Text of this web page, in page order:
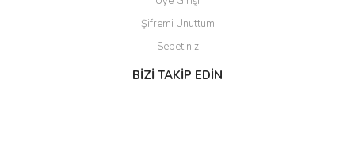
Şifremi Unuttum
Sepetiniz
BİZİ TAKİP EDİN